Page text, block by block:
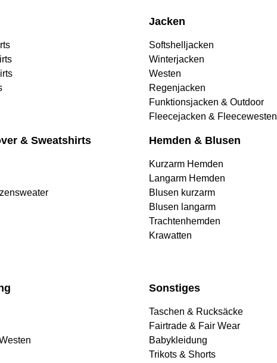
Jacken
Softshelljacken
Winterjacken
Westen
Regenjacken
Funktionsjacken & Outdoor
Fleecejacken & Fleecewesten
& Sweatshirts Hemden & Blusen
Kurzarm Hemden
Langarm Hemden
Blusen kurzarm
Blusen langarm
Trachtenhemden
Krawatten
Sonstiges
Taschen & Rucksäcke
Fairtrade & Fair Wear
Babykleidung
Trikots & Shorts